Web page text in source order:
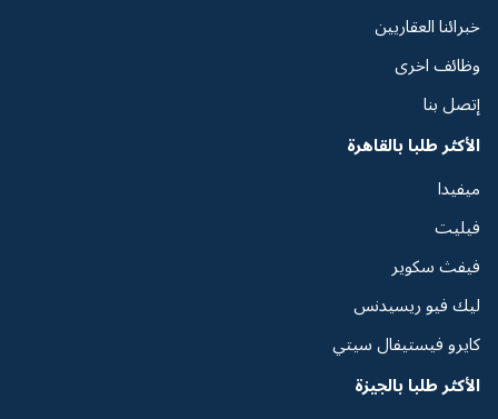
خبرائنا العقاريين
وظائف اخرى
إتصل بنا
الأكثر طلبا بالقاهرة
ميفيدا
فيليت
فيفث سكوير
ليك فيو ريسيدنس
كايرو فيستيفال سيتي
الأكثر طلبا بالجيزة